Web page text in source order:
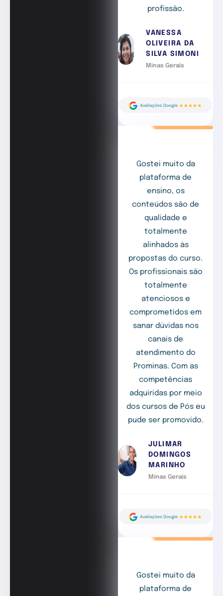
profissão.
VANESSA
OLIVEIRA DA
SILVA SIMONI
Minas Gerais
Gostei muito da
plataforma de
ensino, os
conteúdos são de
qualidade e
totalmente
alinhados às
propostas do curso.
Os profissionais são
totalmente
atenciosos e
comprometidos em
sanar dúvidas nos
canais de
atendimento do
Prominas. Com as
competências
adquiridas por meio
dos cursos de Pós eu
pude ser promovido.
JULIMAR
DOMINGOS
MARINHO
Minas Gerais
Gostei muito da
plataforma de